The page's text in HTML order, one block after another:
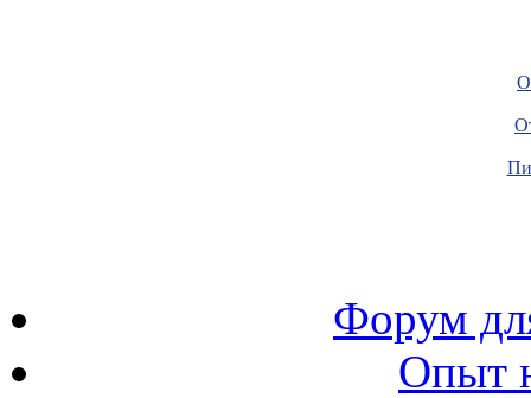
Форум
Опыт